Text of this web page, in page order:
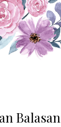
Balasan